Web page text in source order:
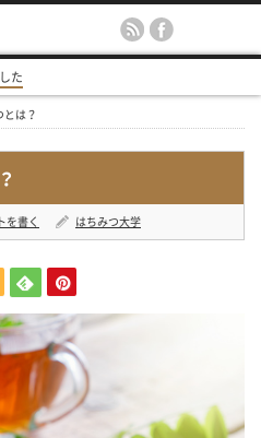
た
とは？
を書く はちみつ大学